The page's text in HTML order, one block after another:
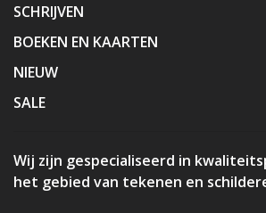
SCHRIJVEN
BOEKEN EN KAARTEN
NIEUW
SALE
Wij zijn gespecialiseerd in
het gebied van tekenen en